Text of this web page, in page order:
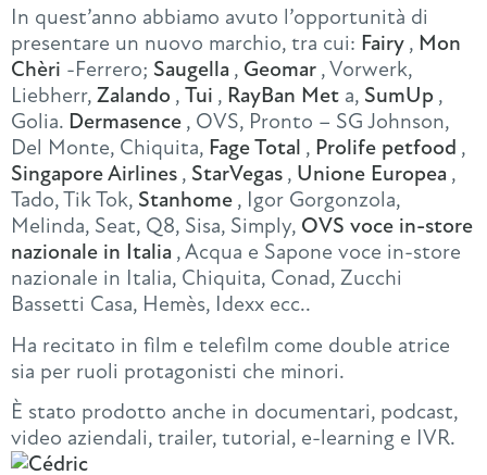
In quest’anno abbiamo avuto l’opportunità di
presentare un nuovo marchio, tra cui: Fairy , Mon
Chèri -Ferrero; Saugella , Geomar , Vorwerk,
Liebherr, Zalando , Tui , RayBan Met a, SumUp ,
Golia. Dermasence , OVS, Pronto – SG Johnson,
Del Monte, Chiquita, Fage Total , Prolife petfood ,
Singapore Airlines , StarVegas , Unione Europea ,
Tado, Tik Tok, Stanhome , Igor Gorgonzola,
Melinda, Seat, Q8, Sisa, Simply, OVS voce in-store
nazionale in Italia , Acqua e Sapone voce in-store
nazionale in Italia, Chiquita, Conad, Zucchi
Bassetti Casa, Hemès, Idexx ecc..
Ha recitato in film e telefilm come double atrice
sia per ruoli protagonisti che minori.
È stato prodotto anche in documentari, podcast,
video aziendali, trailer, tutorial, e-learning e IVR.